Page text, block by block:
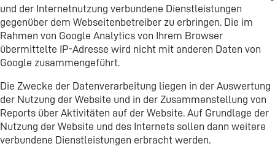
und der Internetnutzung verbundene Dienstleistungen
gegenüber dem Webseitenbetreiber zu erbringen. Die im
Rahmen von Google Analytics von Ihrem Browser
übermittelte IP-Adresse wird nicht mit anderen Daten von
Google zusammengeführt.
Die Zwecke der Datenverarbeitung liegen in der Auswertung
der Nutzung der Website und in der Zusammenstellung von
Reports über Aktivitäten auf der Website. Auf Grundlage der
Nutzung der Website und des Internets sollen dann weitere
verbundene Dienstleistungen erbracht werden.